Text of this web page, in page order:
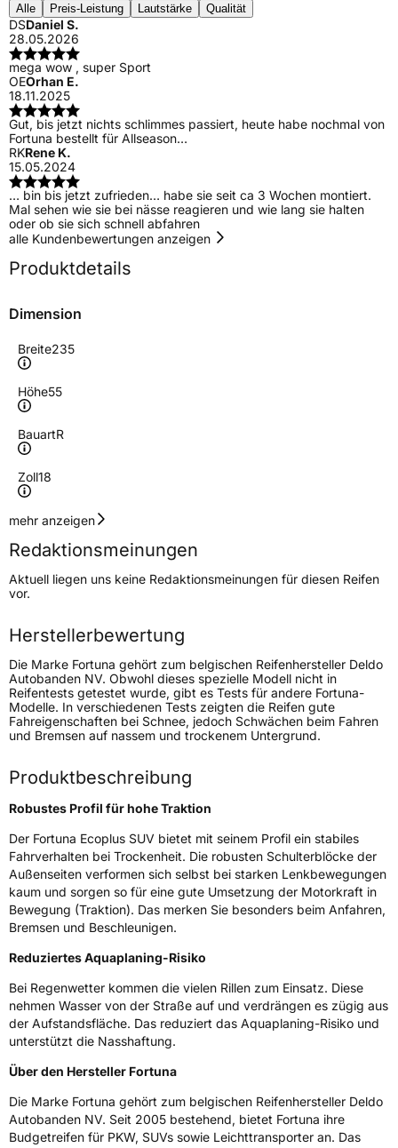
Alle Preis-Leistung Lautstärke Qualität
DSDaniel S.
28.05.2026
mega wow , super Sport
OEOrhan E.
18.11.2025
Gut, bis jetzt nichts schlimmes passiert, heute habe nochmal von
Fortuna bestellt für Allseason…
RKRene K.
15.05.2024
… bin bis jetzt zufrieden… habe sie seit ca 3 Wochen montiert.
Mal sehen wie sie bei nässe reagieren und wie lang sie halten
oder ob sie sich schnell abfahren
alle Kundenbewertungen anzeigen
Produktdetails
Dimension
Breite235
Höhe55
BauartR
Zoll18
Geschwindigkeitsindex
Höchstgeschwindigkeit
240 km/h
Lastindex104
Höchstlast900 kg
Generelle Merkmale
FahrzeugtypSUV
VerwendungSommerreifen
FahrzeugartPKW & SUV
Weitere Eigenschaften
SchlauchtypTL
ZustandNeureifen
VerstärktXL
EU Label
EffizienzC
Rollgeräusch (Klasse) B
mehr anzeigen
Redaktionsmeinungen
Aktuell liegen uns keine Redaktionsmeinungen für diesen Reifen
vor.
Herstellerbewertung
Die Marke Fortuna gehört zum belgischen Reifenhersteller Deldo
Autobanden NV. Obwohl dieses spezielle Modell nicht in
Reifentests getestet wurde, gibt es Tests für andere Fortuna-
Modelle. In verschiedenen Tests zeigten die Reifen gute
Fahreigenschaften bei Schnee, jedoch Schwächen beim Fahren
und Bremsen auf nassem und trockenem Untergrund.
Produktbeschreibung
Robustes Profil für hohe Traktion
Der Fortuna Ecoplus SUV bietet mit seinem Profil ein stabiles
Fahrverhalten bei Trockenheit. Die robusten Schulterblöcke der
Außenseiten verformen sich selbst bei starken Lenkbewegungen
kaum und sorgen so für eine gute Umsetzung der Motorkraft in
Bewegung (Traktion). Das merken Sie besonders beim Anfahren,
Bremsen und Beschleunigen.
Reduziertes Aquaplaning-Risiko
Bei Regenwetter kommen die vielen Rillen zum Einsatz. Diese
nehmen Wasser von der Straße auf und verdrängen es zügig aus
der Aufstandsfläche. Das reduziert das Aquaplaning-Risiko und
unterstützt die Nasshaftung.
Über den Hersteller Fortuna
Die Marke Fortuna gehört zum belgischen Reifenhersteller Deldo
Autobanden NV. Seit 2005 bestehend, bietet Fortuna ihre
Budgetreifen für PKW, SUVs sowie Leichttransporter an. Das